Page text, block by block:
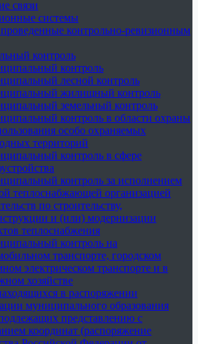
связи
системы
контрольно-ревизионным
контроль
контроль
лесной контроль
жилищный контроль
земельный контроль
контроль в области охраны
особо охраняемых
территорий
контроль в сфере
контроль за исполнением
теплоснабжающей организацией
по строительству,
и (или) модернизации
теплоснабжения
контроль на
транспорте, городском
электрическом транспорте и в
хозяйстве
в распоряжении
муниципального образования
представлению с
координат (распоряжение